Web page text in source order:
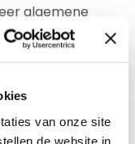
van onze site
de website in
algemene
bedingen en
Neem